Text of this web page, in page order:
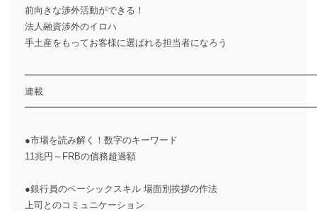
前向きな渉外活動ができる！
法人融資渉外のイロハ
手土産をもってお客様に選ばれる担当者になろう
連載
●市場を読み解く！数字のキーワード
11兆円～FRBの債務超過額
●銀行員のベーシックスキル 場面別挨拶の作法
上司とのコミュニケーション